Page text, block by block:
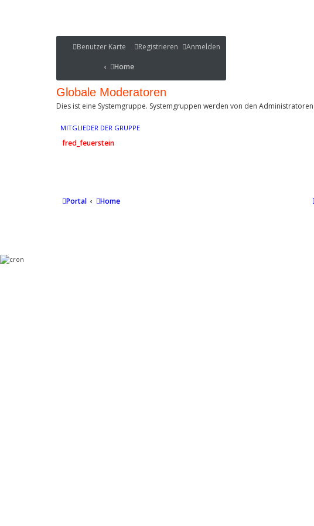
Benutzer Karte Anmelden
Registrieren
PortalHome
Benutzer Karte
Home
Globale Moderatoren
Dies ist eine Systemgruppe. Systemgruppen werden von den
MITGLIEDER DER GRUPPE
fred_feuerstein
Portal Home